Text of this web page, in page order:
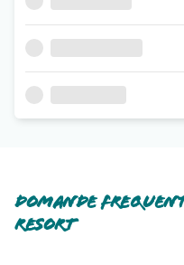
Domande
Resort